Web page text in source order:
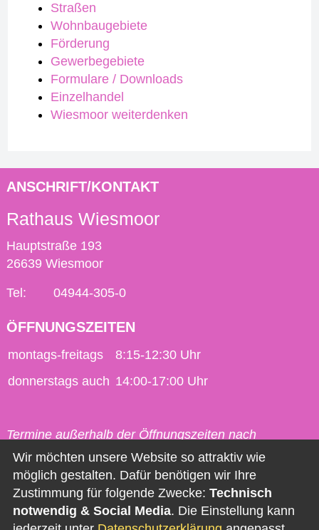
Straßen
Wohnbaugebiete
Förderung
Gewerbegebiete
Formulare / Downloads
Einzelhandel
Wiesmoor weiterdenken
ANSCHRIFT/KONTAKT
Rathaus Wiesmoor
Hauptstraße 193
26639 Wiesmoor
Tel: 04944-305-0
ÖFFNUNGSZEITEN
montags-freitags
8:15-12:30 Uhr
donnerstags auch 14:00-17:00 Uhr
Termine außerhalb der Öffnungszeiten nach
vorheriger Vereinbarung möglich.
Kontakt
Impressum
Wir möchten unsere Website so attraktiv wie
möglich gestalten. Dafür benötigen wir Ihre
Zustimmung für folgende Zwecke: Technisch
notwendig & Social Media. Die Einstellung kann